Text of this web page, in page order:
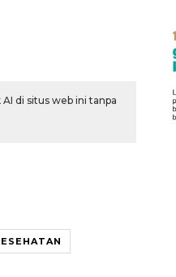
di situs web ini tanpa